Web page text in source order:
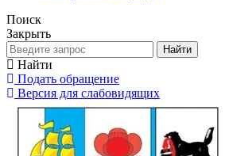
Поиск
Закрыть
Найти
Найти
Подать обращение
Версия для слабовидящих